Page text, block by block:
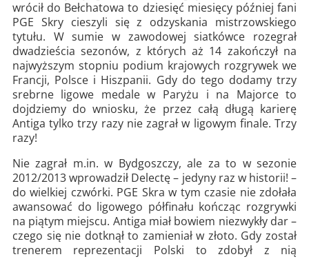
wrócił do Bełchatowa to dziesięć miesięcy później fani
PGE Skry cieszyli się z odzyskania mistrzowskiego
tytułu. W sumie w zawodowej siatkówce rozegrał
dwadzieścia sezonów, z których aż 14 zakończył na
najwyższym stopniu podium krajowych rozgrywek we
Francji, Polsce i Hiszpanii. Gdy do tego dodamy trzy
srebrne ligowe medale w Paryżu i na Majorce to
dojdziemy do wniosku, że przez całą długą karierę
Antiga tylko trzy razy nie zagrał w ligowym finale. Trzy
razy!
Nie zagrał m.in. w Bydgoszczy, ale za to w sezonie
2012/2013 wprowadził Delectę – jedyny raz w historii! –
do wielkiej czwórki. PGE Skra w tym czasie nie zdołała
awansować do ligowego półfinału kończąc rozgrywki
na piątym miejscu. Antiga miał bowiem niezwykły dar –
czego się nie dotknął to zamieniał w złoto. Gdy został
trenerem reprezentacji Polski to zdobył z nią